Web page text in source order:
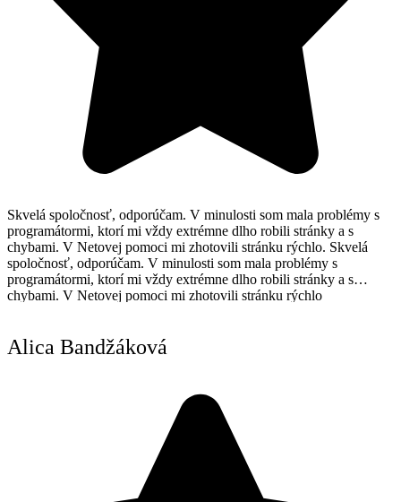
Skvelá spoločnosť, odporúčam. V minulosti som mala problémy s
programátormi, ktorí mi vždy extrémne dlho robili stránky a s
chybami. V Netovej pomoci mi zhotovili stránku rýchlo. Skvelá
spoločnosť, odporúčam. V minulosti som mala problémy s
programátormi, ktorí mi vždy extrémne dlho robili stránky a s
chybami. V Netovej pomoci mi zhotovili stránku rýchlo
Alica Bandžáková